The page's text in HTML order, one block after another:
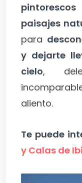
paisajes
para
y dejarte
cielo,
aliento.
Te puede
y Calas de